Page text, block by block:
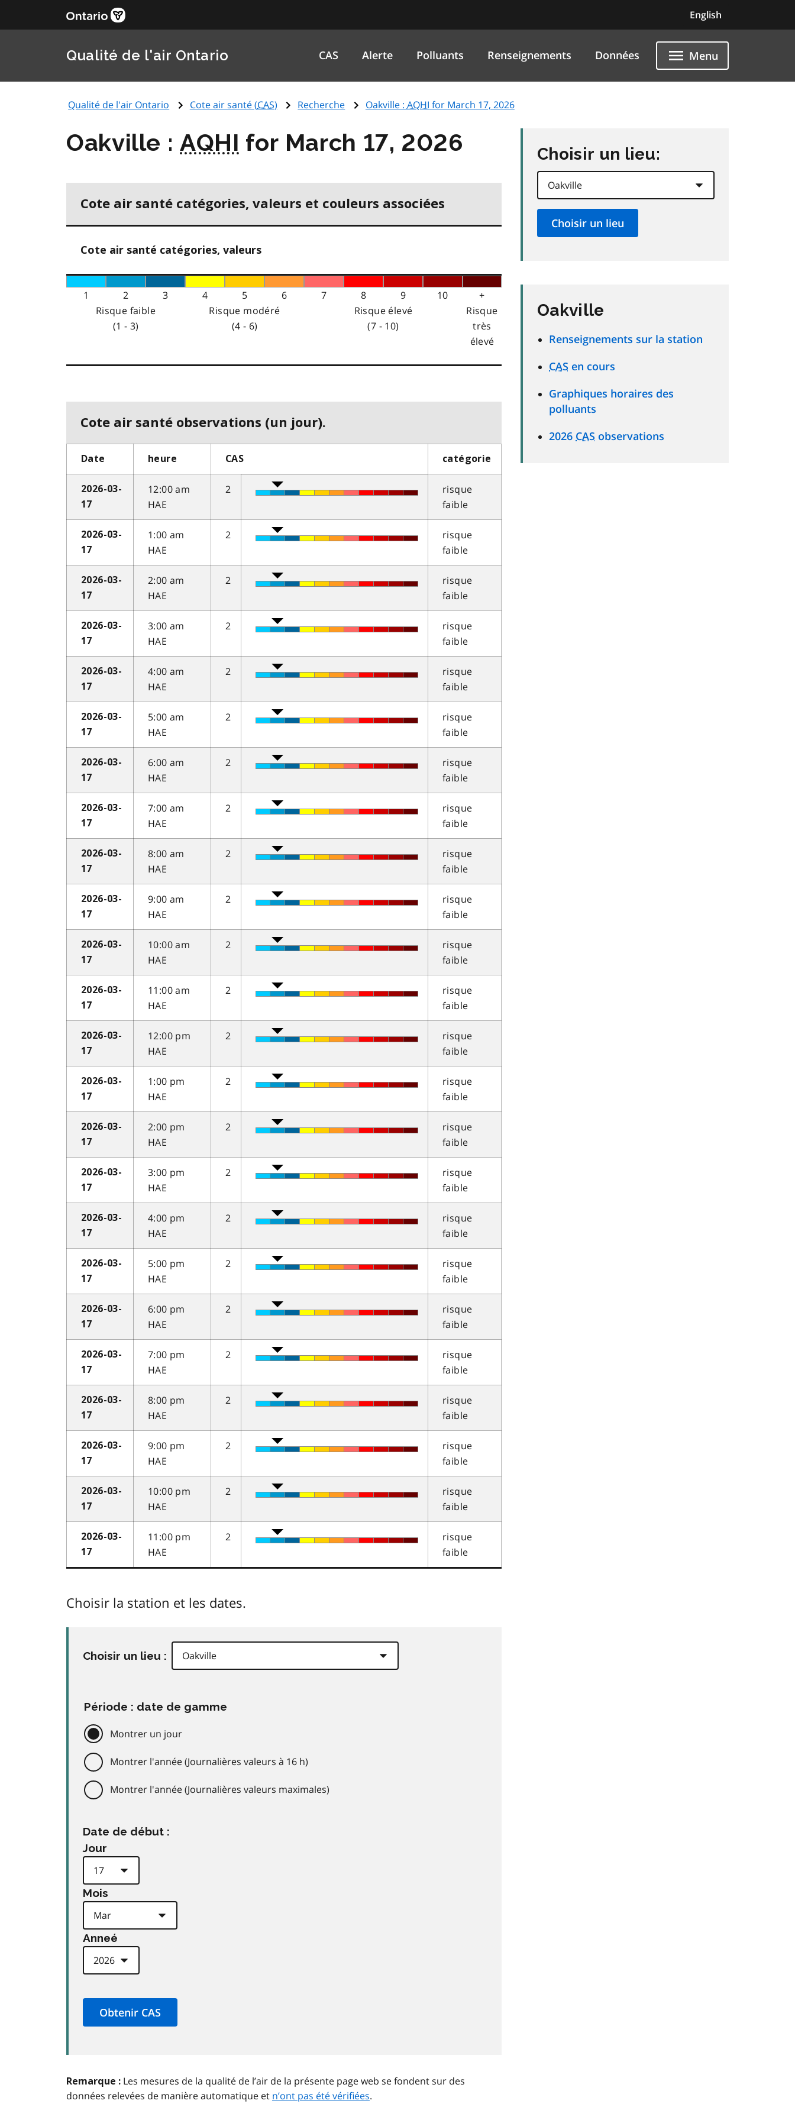
English
Qualité de l'air Ontario CAS Alerte Polluants Renseignements Données Menu
Qualité de l'air Ontario Cote air santé (CAS) Recherche Oakville : AQHI for March 17, 2026
Oakville :AQHI for March 17, 2026
Cote air santé catégories, valeurs et couleurs associées
Cote air santé catégories, valeurs
1 2 3 4 5 6 7 8 9 10
+
Risque faible
(1 - 3)
Risque modéré
(4 - 6)
Risque élevé
(7 - 10)
Risque
très
élevé
Cote air santé observations (un jour).
Date heure CAS catégorie
2026-03-
17
12:00 am
HAE
2
risque
faible
2026-03-
17
1:00 am
HAE
2
risque
faible
2026-03-
17
2:00 am
HAE
2
risque
faible
2026-03-
17
3:00 am
HAE
2
risque
faible
2026-03-
17
4:00 am
HAE
2
risque
faible
2026-03-
17
5:00 am
HAE
2
risque
faible
2026-03-
17
6:00 am
HAE
2
risque
faible
2026-03-
17
7:00 am
HAE
2
risque
faible
2026-03-
17
8:00 am
HAE
2
risque
faible
2026-03-
17
9:00 am
HAE
2
risque
faible
2026-03-
17
10:00 am
HAE
2
risque
faible
2026-03-
17
11:00 am
HAE
2
risque
faible
2026-03-
17
12:00 pm
HAE
2
risque
faible
2026-03-
17
1:00 pm
HAE
2
risque
faible
2026-03-
17
2:00 pm
HAE
2
risque
faible
2026-03-
17
3:00 pm
HAE
2
risque
faible
2026-03-
17
4:00 pm
HAE
2
risque
faible
2026-03-
17
5:00 pm
HAE
2
risque
faible
2026-03-
17
6:00 pm
HAE
2
risque
faible
2026-03-
17
7:00 pm
HAE
2
risque
faible
2026-03-
17
8:00 pm
HAE
2
risque
faible
2026-03-
17
9:00 pm
HAE
2
risque
faible
2026-03-
17
10:00 pm
HAE
2
risque
faible
2026-03-
17
11:00 pm
HAE
2
risque
faible
Choisir la station et les dates.
Choisir un lieu :
Période : date de gamme
Montrer un jour
Montrer l'année (Journalières valeurs à 16 h)
Montrer l'année (Journalières valeurs maximales)
Date de début :
Jour
Mois
Anneé
Remarque : Les mesures de la qualité de l’air de la présente page web se fondent sur des
données relevées de manière automatique et n’ont pas été vérifiées.
Choisir un lieu:
Oakville
Renseignements sur la station
CAS en cours
Graphiques horaires des
polluants
2026 CAS observations